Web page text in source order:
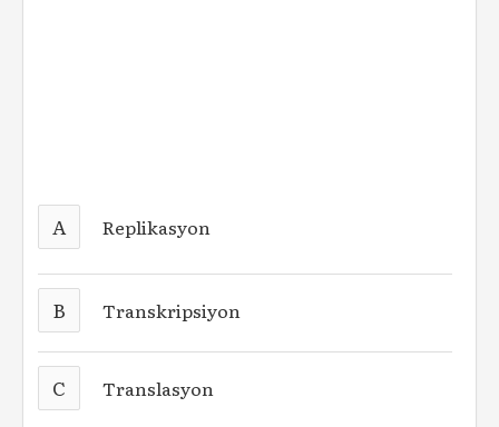
A Replikasyon
B Transkripsiyon
C Translasyon